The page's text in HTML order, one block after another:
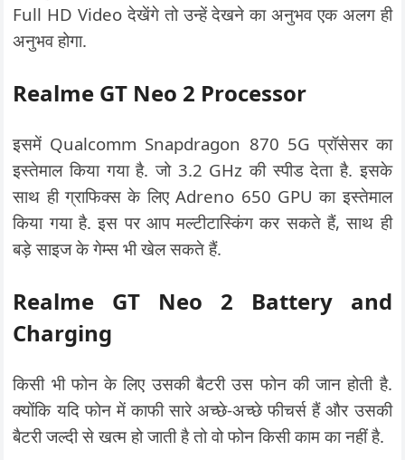
Full HD Video देखेंगे तो उन्हें देखने का अनुभव एक अलग ही
अनुभव होगा.
Realme GT Neo 2 Processor
इसमें Qualcomm Snapdragon 870 5G प्रॉसेसर का
इस्तेमाल किया गया है. जो 3.2 GHz की स्पीड देता है. इसके
साथ ही ग्राफिक्स के लिए Adreno 650 GPU का इस्तेमाल
किया गया है. इस पर आप मल्टीटास्किंग कर सकते हैं, साथ ही
बड़े साइज के गेम्स भी खेल सकते हैं.
Realme GT Neo 2 Battery and
Charging
किसी भी फोन के लिए उसकी बैटरी उस फोन की जान होती है.
क्योंकि यदि फोन में काफी सारे अच्छे-अच्छे फीचर्स हैं और उसकी
बैटरी जल्दी से खत्म हो जाती है तो वो फोन किसी काम का नहीं है.